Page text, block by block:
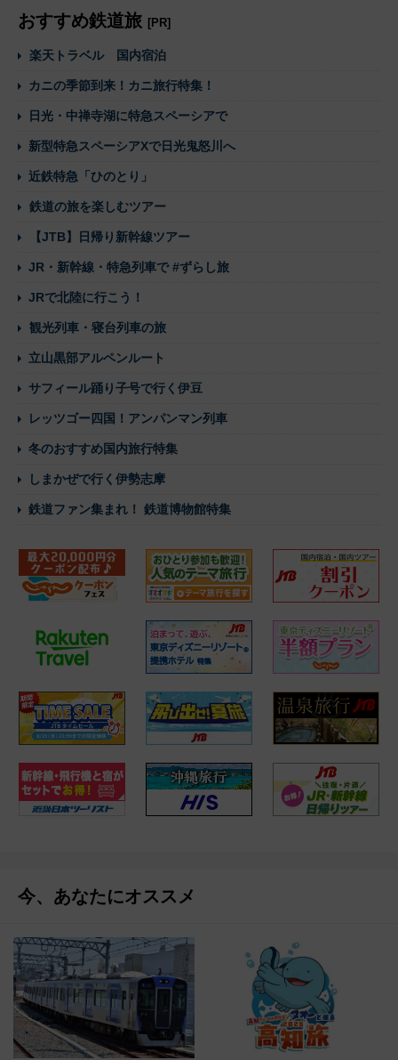
おすすめ鉄道旅 [PR]
楽天トラベル 国内宿泊
カニの季節到来！カニ旅行特集！
日光・中禅寺湖に特急スペーシアで
新型特急スペーシアXで日光鬼怒川へ
近鉄特急「ひのとり」
鉄道の旅を楽しむツアー
【JTB】日帰り新幹線ツアー
JR・新幹線・特急列車で #ずらし旅
JRで北陸に行こう！
観光列車・寝台列車の旅
立山黒部アルペンルート
サフィール踊り子号で行く伊豆
レッツゴー四国！アンパンマン列車
冬のおすすめ国内旅行特集
しまかぜで行く伊勢志摩
鉄道ファン集まれ！ 鉄道博物館特集
今、あなたにオススメ